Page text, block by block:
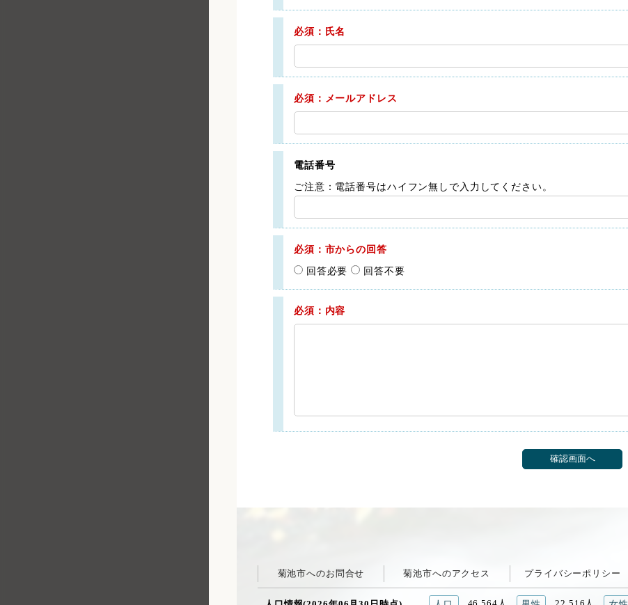
必須：氏名
必須：メールアドレス
電話番号
ご注意：電話番号はハイフン無しで入力してください。
必須：市からの回答
回答必要
回答不要
必須：内容
菊池市へのお問合せ 菊池市へのアクセス プライバシーポリシー